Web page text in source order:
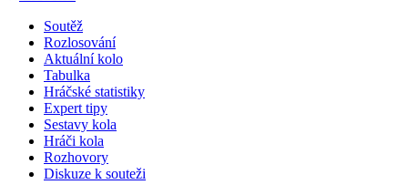
Soutěž
Rozlosování
Aktuální kolo
Tabulka
Hráčské statistiky
Expert tipy
Sestavy kola
Hráči kola
Rozhovory
Diskuze k souteži